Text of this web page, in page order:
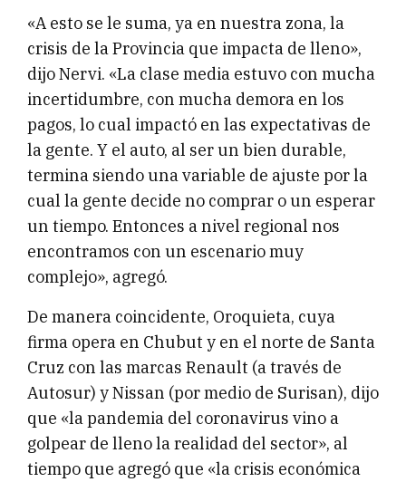
«A esto se le suma, ya en nuestra zona, la
crisis de la Provincia que impacta de lleno»,
dijo Nervi. «La clase media estuvo con mucha
incertidumbre, con mucha demora en los
pagos, lo cual impactó en las expectativas de
la gente. Y el auto, al ser un bien durable,
termina siendo una variable de ajuste por la
cual la gente decide no comprar o un esperar
un tiempo. Entonces a nivel regional nos
encontramos con un escenario muy
complejo», agregó.
De manera coincidente, Oroquieta, cuya
firma opera en Chubut y en el norte de Santa
Cruz con las marcas Renault (a través de
Autosur) y Nissan (por medio de Surisan), dijo
que «la pandemia del coronavirus vino a
golpear de lleno la realidad del sector», al
tiempo que agregó que «la crisis económica